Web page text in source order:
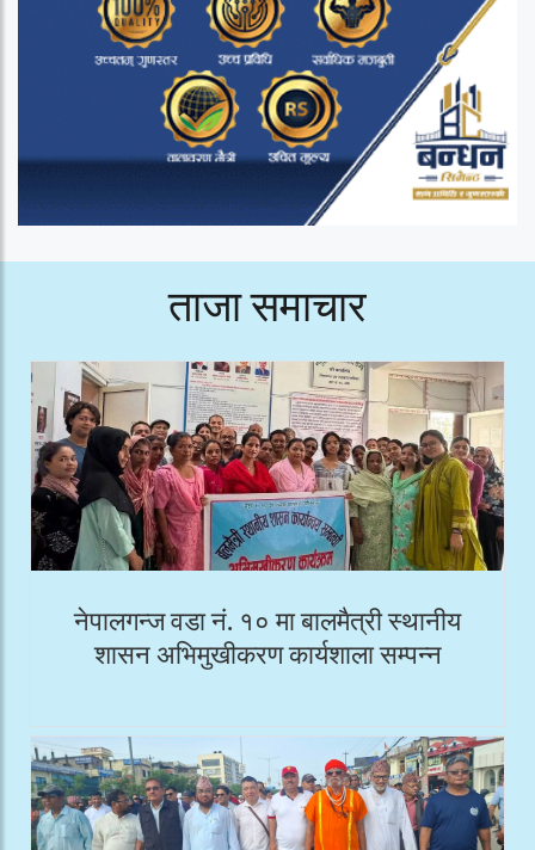
ताजा समाचार
नेपालगन्ज वडा नं. १० मा बालमैत्री स्थानीय
शासन अभिमुखीकरण कार्यशाला सम्पन्न